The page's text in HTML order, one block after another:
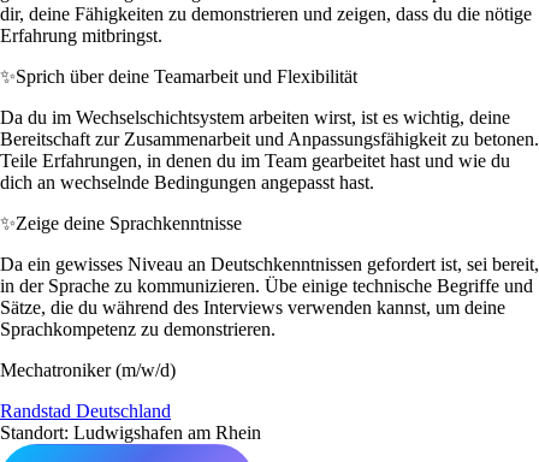
dir, deine Fähigkeiten zu demonstrieren und zeigen, dass du die nötige
Erfahrung mitbringst.
✨Sprich über deine Teamarbeit und Flexibilität
Da du im Wechselschichtsystem arbeiten wirst, ist es wichtig, deine
Bereitschaft zur Zusammenarbeit und Anpassungsfähigkeit zu betonen.
Teile Erfahrungen, in denen du im Team gearbeitet hast und wie du
dich an wechselnde Bedingungen angepasst hast.
✨Zeige deine Sprachkenntnisse
Da ein gewisses Niveau an Deutschkenntnissen gefordert ist, sei bereit,
in der Sprache zu kommunizieren. Übe einige technische Begriffe und
Sätze, die du während des Interviews verwenden kannst, um deine
Sprachkompetenz zu demonstrieren.
Mechatroniker (m/w/d)
Randstad Deutschland
Standort: Ludwigshafen am Rhein